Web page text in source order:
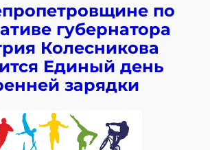
по
губернатора
Колесникова
Единый день
зарядки